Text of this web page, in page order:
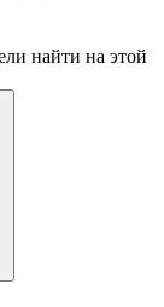
найти на этой